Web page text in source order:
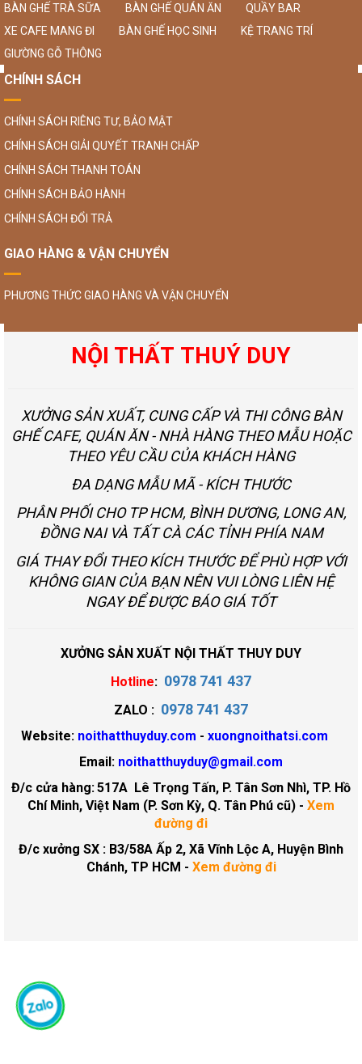
BÀN GHẾ TRÀ SỮA
BÀN GHẾ QUÁN ĂN
QUẦY BAR
XE CAFE MANG ĐI
BÀN GHẾ HỌC SINH
KỆ TRANG TRÍ
GIƯỜNG GỖ THÔNG
CHÍNH SÁCH
CHÍNH SÁCH RIÊNG TƯ, BẢO MẬT
CHÍNH SÁCH GIẢI QUYẾT TRANH CHẤP
CHÍNH SÁCH THANH TOÁN
CHÍNH SÁCH BẢO HÀNH
CHÍNH SÁCH ĐỔI TRẢ
GIAO HÀNG & VẬN CHUYỂN
PHƯƠNG THỨC GIAO HÀNG VÀ VẬN CHUYỂN
NỘI THẤT THUÝ DUY
XƯỞNG SẢN XUẤT, CUNG CẤP VÀ THI CÔNG BÀN
GHẾ CAFE, QUÁN ĂN - NHÀ HÀNG THEO MẪU HOẶC
THEO YÊU CẦU CỦA KHÁCH HÀNG
ĐA DẠNG MẪU MÃ - KÍCH THƯỚC
PHÂN PHỐI CHO TP HCM, BÌNH DƯƠNG, LONG AN,
ĐỒNG NAI VÀ TẤT CÀ CÁC TỈNH PHÍA NAM
GIÁ THAY ĐỔI THEO KÍCH THƯỚC ĐỂ PHÙ HỢP VỚI
KHÔNG GIAN CỦA BẠN NÊN VUI LÒNG LIÊN HỆ
NGAY ĐỂ ĐƯỢC BÁO GIÁ TỐT
XƯỞNG SẢN XUẤT NỘI THẤT THUY DUY
Hotline: 0978 741 437
ZALO : 0978 741 437
Website: noithatthuyduy.com - xuongnoithatsi.com
Email: noithatthuyduy@gmail.com
Đ/c cửa hàng:517A Lê Trọng Tấn, P. Tân Sơn Nhì, TP. Hồ
Chí Minh, Việt Nam (P. Sơn Kỳ, Q. Tân Phú cũ) - Xem
đường đi
Đ/c xưởng SX : B3/58A Ấp 2, Xã Vĩnh Lộc A, Huyện Bình
Chánh, TP HCM - Xem đường đi